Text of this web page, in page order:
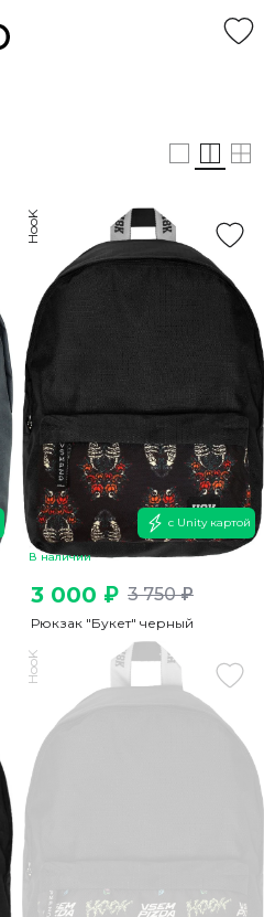
В наличии
HooK
с Unity картой
3 000 ₽ 3 750 ₽
Рюкзак "Букет" черный
HooK